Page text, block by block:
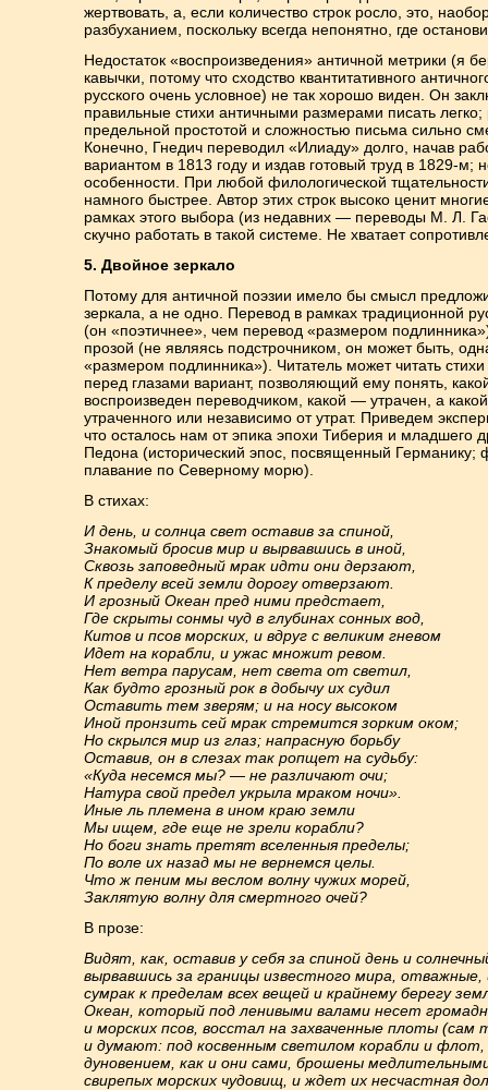
жертвовать, а, если количество строк росло, это,
разбуханием, поскольку всегда непонятно, где
Недостаток «воспроизведения» античной метрики (я
кавычки, потому что сходство квантитативного
русского очень условное) не так хорошо виден. Он
правильные стихи античными размерами писать
предельной простотой и сложностью письма сильно
Конечно, Гнедич переводил «Илиаду» долго, начав
вариантом в 1813 году и издав готовый труд в 1829-м;
особенности. При любой филологической
намного быстрее. Автор этих строк высоко ценит
рамках этого выбора (из недавних — переводы М. Л.
скучно работать в такой системе. Не хватает
5. Двойное зеркало
Потому для античной поэзии имело бы смысл
зеркала, а не одно. Перевод в рамках традиционной
(он «поэтичнее», чем перевод «размером
прозой (не являясь подстрочником, он может быть,
«размером подлинника»). Читатель может читать
перед глазами вариант, позволяющий ему понять,
воспроизведен переводчиком, какой — утрачен, а
утраченного или независимо от утрат. Приведем
что осталось нам от эпика эпохи Тиберия и младшего
Педона (исторический эпос, посвященный Германику;
плавание по Северному морю).
В стихах:
И день, и солнца свет оставив за спиной,
Знакомый бросив мир и вырвавшись в иной,
Сквозь заповедный мрак идти они дерзают,
К пределу всей земли дорогу отверзают.
И грозный Океан пред ними предстает,
Где скрыты сонмы чуд в глубинах сонных вод,
Китов и псов морских, и вдруг с великим гневом
Идет на корабли, и ужас множит ревом.
Нет ветра парусам, нет света от светил,
Как будто грозный рок в добычу их судил
Оставить тем зверям; и на носу высоком
Иной пронзить сей мрак стремится зорким оком;
Но скрылся мир из глаз; напрасную борьбу
Оставив, он в слезах так ропщет на судьбу:
«Куда несемся мы? — не различают очи;
Натура свой предел укрыла мраком ночи».
Иные ль племена в ином краю земли
Мы ищем, где еще не зрели корабли?
Но боги знать претят вселенныя пределы;
По воле их назад мы не вернемся целы.
Что ж пеним мы веслом волну чужих морей,
Заклятую волну для смертного очей?
В прозе:
Видят, как, оставив у себя за спиной день и
вырвавшись за границы известного мира, отважные,
сумрак к пределам всех вещей и крайнему берегу
Океан, который под ленивыми валами несет
и морских псов, восстал на захваченные плоты
и думают: под косвенным светилом корабли и
дуновением, как и они сами, брошены
свирепых морских чудовищ, и ждет их несчастная